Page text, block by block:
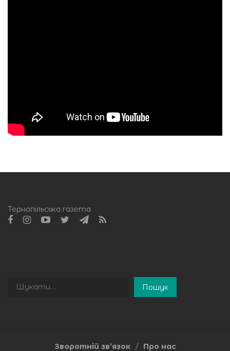
Тернопільська газета
Пошук
Пошук
Зворотній зв’язок Про нас